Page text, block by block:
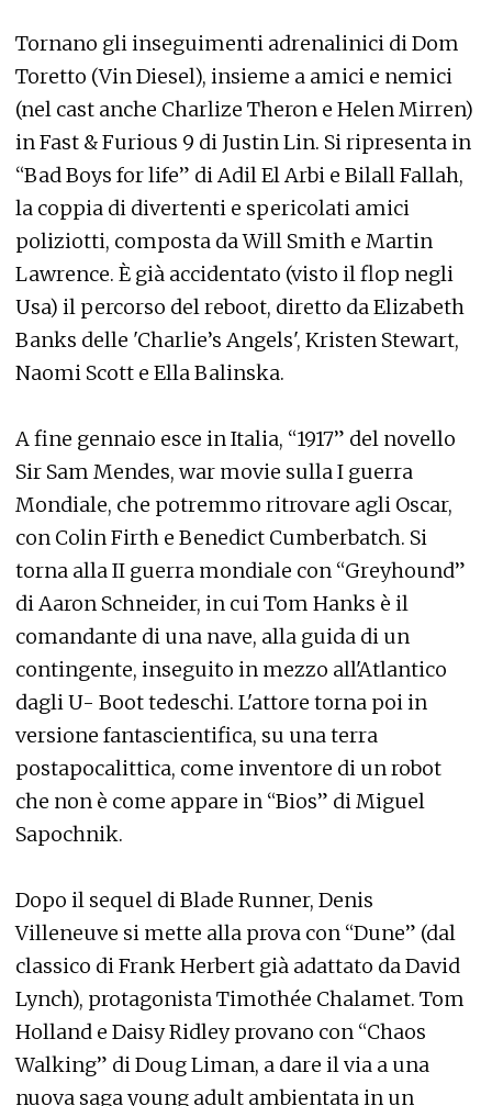
Tornano gli inseguimenti adrenalinici di Dom
Toretto (Vin Diesel), insieme a amici e nemici
(nel cast anche Charlize Theron e Helen Mirren)
in Fast & Furious 9 di Justin Lin. Si ripresenta in
“Bad Boys for life” di Adil El Arbi e Bilall Fallah,
la coppia di divertenti e spericolati amici
poliziotti, composta da Will Smith e Martin
Lawrence. È già accidentato (visto il flop negli
Usa) il percorso del reboot, diretto da Elizabeth
Banks delle 'Charlie’s Angels', Kristen Stewart,
Naomi Scott e Ella Balinska.
A fine gennaio esce in Italia, “1917” del novello
Sir Sam Mendes, war movie sulla I guerra
Mondiale, che potremmo ritrovare agli Oscar,
con Colin Firth e Benedict Cumberbatch. Si
torna alla II guerra mondiale con “Greyhound”
di Aaron Schneider, in cui Tom Hanks è il
comandante di una nave, alla guida di un
contingente, inseguito in mezzo all'Atlantico
dagli U- Boot tedeschi. L'attore torna poi in
versione fantascientifica, su una terra
postapocalittica, come inventore di un robot
che non è come appare in “Bios” di Miguel
Sapochnik.
Dopo il sequel di Blade Runner, Denis
Villeneuve si mette alla prova con “Dune” (dal
classico di Frank Herbert già adattato da David
Lynch), protagonista Timothée Chalamet. Tom
Holland e Daisy Ridley provano con “Chaos
Walking” di Doug Liman, a dare il via a una
nuova saga young adult ambientata in un